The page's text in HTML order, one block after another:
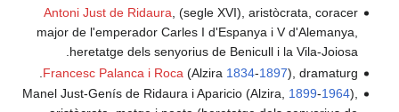
Antoni Just de Ridaura
major de l'emperador
heretatge dels
Francesc Palanca i
Manel Just-Genís de